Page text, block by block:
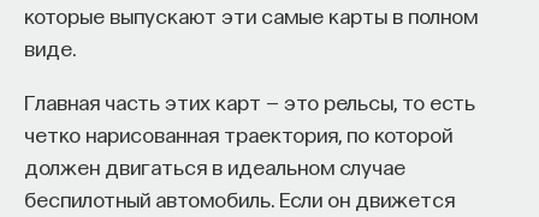
которые выпускают эти самые карты в полном
виде.
Главная часть этих карт — это рельсы, то есть
четко нарисованная траектория, по которой
должен двигаться в идеальном случае
беспилотный автомобиль. Если он движется
оставить информацию о себе: образование, опыт
работы, навыки, интересы и владение
будет искать, где эти навыки могут быть
применены, и поможет найти международную
deep tech
или биотех компанию, где человек
древние астрономы — а тогда были еще
в чести астрологи — называли знаками
на фоне которого Солнце совершает
годичный оборот.